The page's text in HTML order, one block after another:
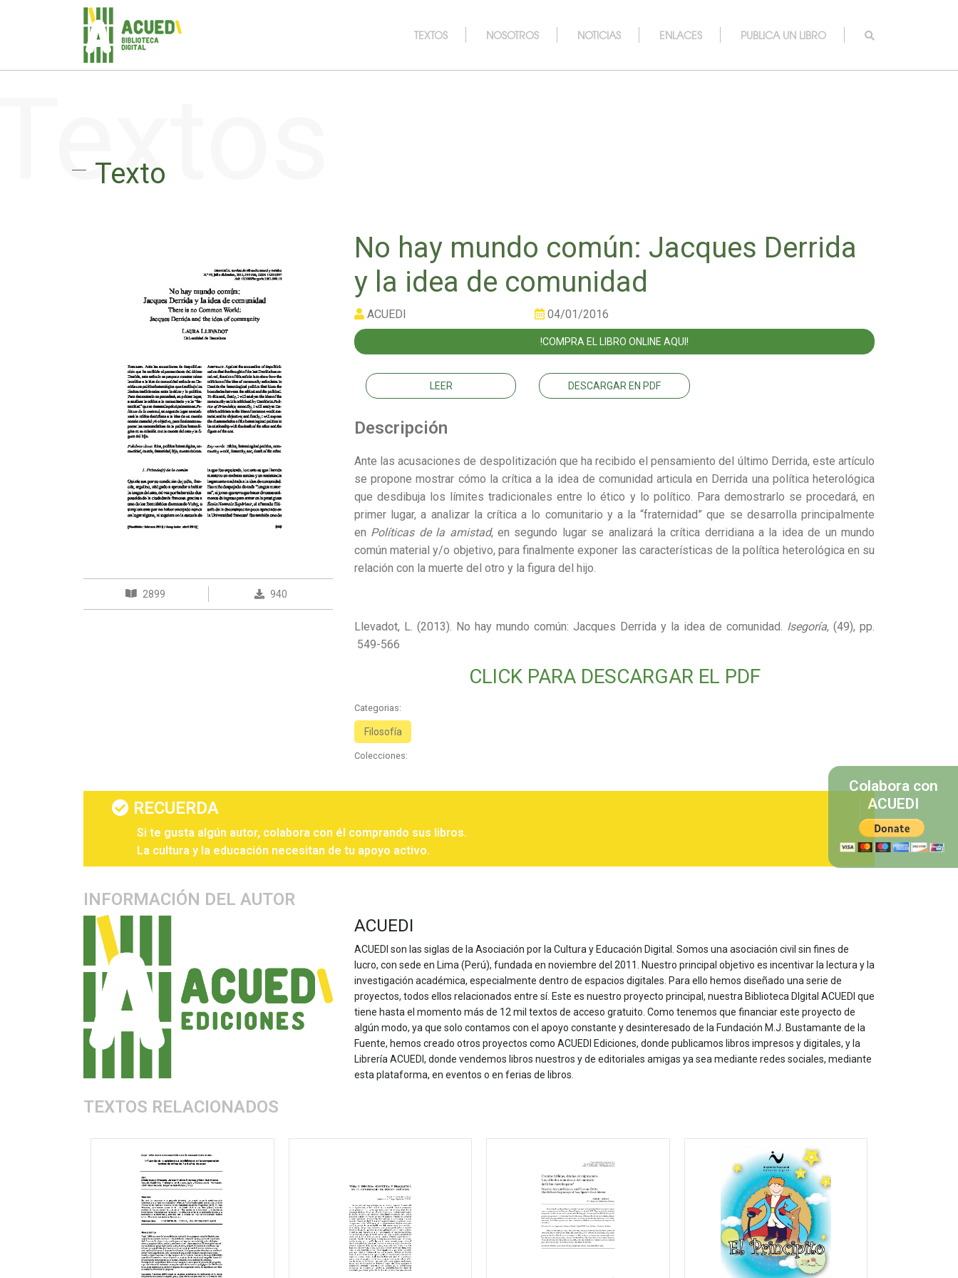
TEXTOS NOSOTROS NOTICIAS ENLACES PUBLICA UN LIBRO
Texto
2899 940
No hay mundo común: Jacques Derrida
y la idea de comunidad
ACUEDI 04/01/2016
!COMPRA EL LIBRO ONLINE AQUI!
LEER DESCARGAR EN PDF
Descripción
Ante las acusaciones de despolitización que ha recibido el pensamiento del último Derrida, este artículo
se propone mostrar cómo la crítica a la idea de comunidad articula en Derrida una política heterológica
que desdibuja los límites tradicionales entre lo ético y lo político. Para demostrarlo se procedará, en
primer lugar, a analizar la crítica a lo comunitario y a la “fraternidad” que se desarrolla principalmente
en Políticas de la amistad, en segundo lugar se analizará la crítica derridiana a la idea de un mundo
común material y/o objetivo, para finalmente exponer las características de la política heterológica en su
relación con la muerte del otro y la figura del hijo.
Llevadot, L. (2013). No hay mundo común: Jacques Derrida y la idea de comunidad. Isegoría, (49), pp.
549-566
CLICK PARA DESCARGAR EL PDF
Categorias:
Filosofía
Colecciones:
RECUERDA
Si te gusta algún autor, colabora con él comprando sus libros.
La cultura y la educación necesitan de tu apoyo activo.
INFORMACIÓN DEL AUTOR
ACUEDI
ACUEDI son las siglas de la Asociación por la Cultura y Educación Digital. Somos una asociación civil sin fines de
lucro, con sede en Lima (Perú), fundada en noviembre del 2011. Nuestro principal objetivo es incentivar la lectura y la
investigación académica, especialmente dentro de espacios digitales. Para ello hemos diseñado una serie de
proyectos, todos ellos relacionados entre sí. Este es nuestro proyecto principal, nuestra Biblioteca DIgital ACUEDI que
tiene hasta el momento más de 12 mil textos de acceso gratuito. Como tenemos que financiar este proyecto de
algún modo, ya que solo contamos con el apoyo constante y desinteresado de la Fundación M.J. Bustamante de la
Fuente, hemos creado otros proyectos como ACUEDI Ediciones, donde publicamos libros impresos y digitales, y la
Librería ACUEDI, donde vendemos libros nuestros y de editoriales amigas ya sea mediante redes sociales, mediante
esta plataforma, en eventos o en ferias de libros.
TEXTOS RELACIONADOS
Colabora con
ACUEDI